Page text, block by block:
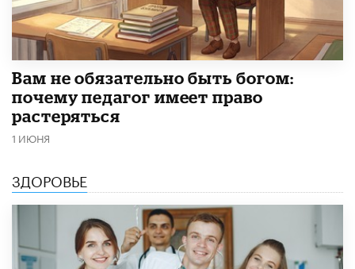
​Вам не обязательно быть богом:
почему педагог имеет право
растеряться
1 ИЮНЯ
ЗДОРОВЬЕ